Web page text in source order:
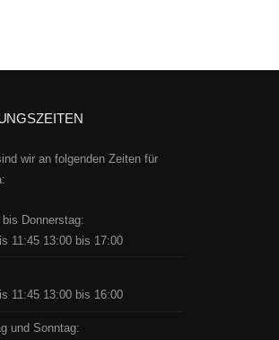
wir an folgenden Zeiten für
bis Donnerstag:
11:45 13:00 bis 17:00
11:45 13:00 bis 16:00
und Sonntag: